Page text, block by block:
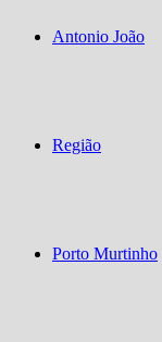
Antonio João
Região
Porto Murtinho